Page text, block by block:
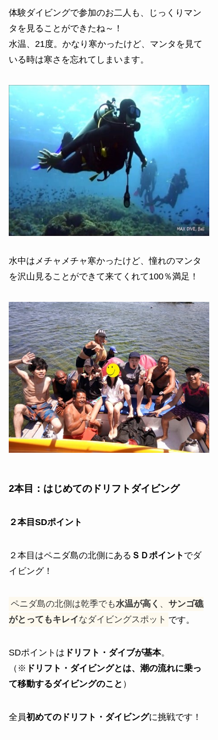
体験ダイビングで参加のお二人も、じっくりマン
タを見ることができたね～！
水温、21度。かなり寒かったけど、マンタを見て
いる時は寒さを忘れてしまいます。
水中はメチャメチャ寒かったけど、憧れのマンタ
を沢山見ることができて来てくれて100％満足！
2本目：はじめてのドリフトダイビング
２本目SDポイント
２本目はペニダ島の北側にある ＳＤポイント でダ
イビング！
ペニダ島の北側は乾季でも水温が高く 、サンゴ礁
がとってもキレイなダイビングスポット です。
SDポイントは ドリフト・ダイブが基本。
（※ ドリフト・ダイビングとは、潮の流れに乗っ
て移動するダイビングのこと ）
全員初めてのドリフト・ダイビングに挑戦です！